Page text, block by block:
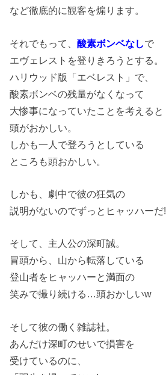
など徹底的に観客を煽ります。
それでもって、酸素ボンベなしで
エヴェレストを登りきろうとする。
ハリウッド版「エベレスト」で、
酸素ボンベの残量がなくなって
大惨事になっていたことを考えると
頭がおかしい。
しかも一人で登ろうとしている
ところも頭おかしい。
しかも、劇中で彼の狂気の
説明がないのでずっとヒャッハーだ!
そして、主人公の深町誠。
冒頭から、山から転落している
登山者をヒャッハーと満面の
笑みで撮り続ける…頭おかしいw
そして彼の働く雑誌社。
あんだけ深町のせいで損害を
受けているのに、